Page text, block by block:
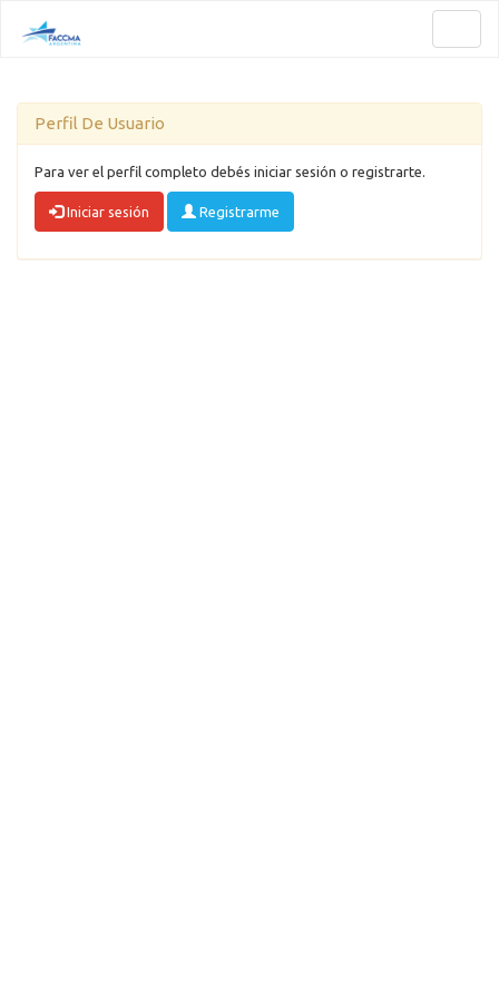
Perfil De Usuario
Para ver el perfil completo debés iniciar sesión o registrarte.
Iniciar sesión Registrarme